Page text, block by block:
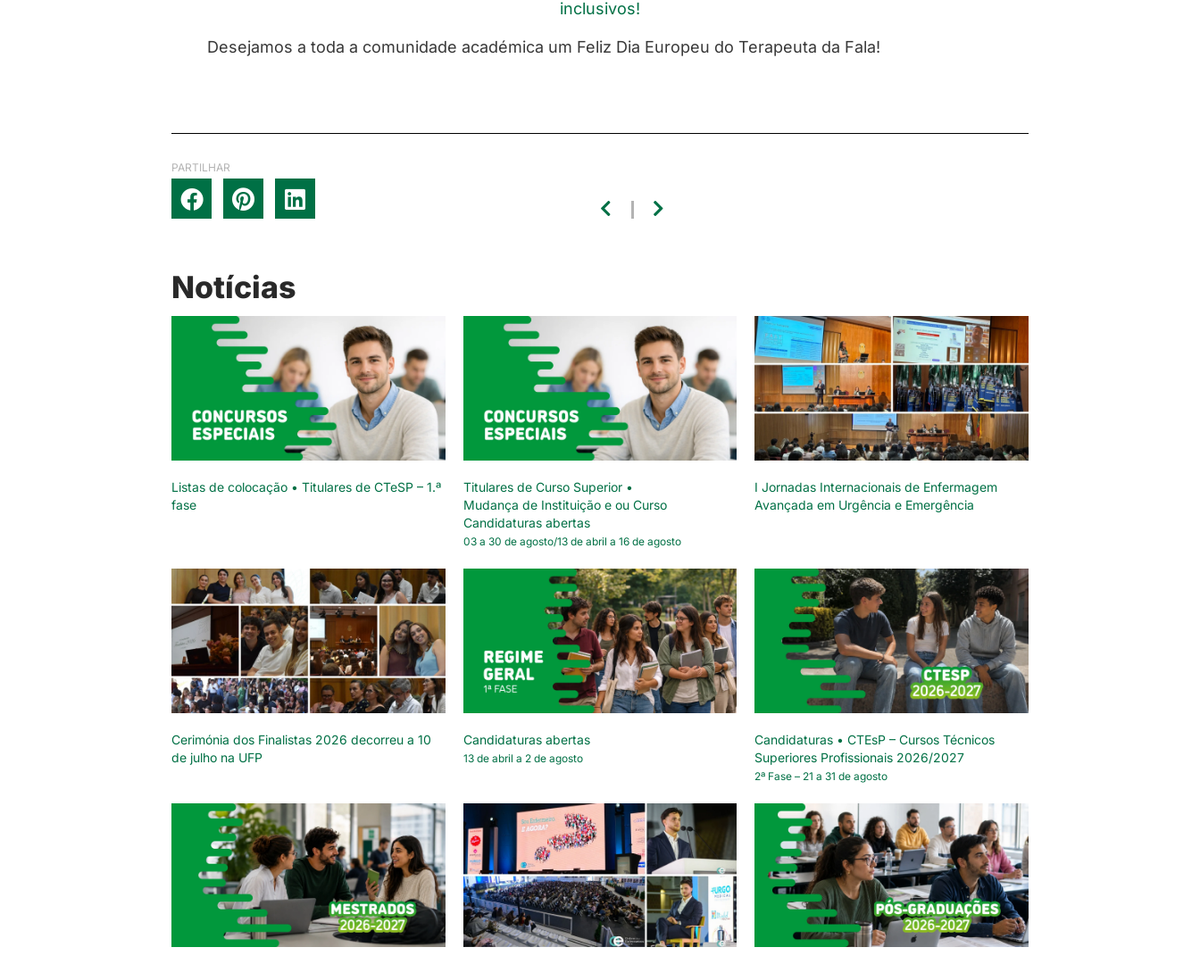
inclusivos!
Desejamos a toda a comunidade académica um Feliz Dia Europeu do Terapeuta da Fala!
PARTILHAR
Notícias
Listas de colocação • Titulares de CTeSP – 1.ª
fase
Titulares de Curso Superior •
Mudança de Instituição e ou Curso
Candidaturas abertas
03 a 30 de agosto/13 de abril a 16 de agosto
I Jornadas Internacionais de Enfermagem
Avançada em Urgência e Emergência
Cerimónia dos Finalistas 2026 decorreu a 10
de julho na UFP
Candidaturas abertas
13 de abril a 2 de agosto
Candidaturas • CTEsP – Cursos Técnicos
Superiores Profissionais 2026/2027
2ª Fase – 21 a 31 de agosto